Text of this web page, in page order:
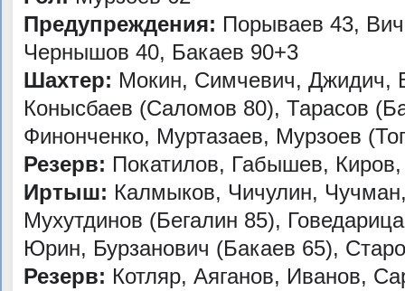
Предупреждения: Порываев 43,
Чернышов 40, Бакаев 90+3
Шахтер: Мокин, Симчевич, Джидич,
Конысбаев (Саломов 80), Тарасов
Финонченко, Муртазаев, Мурзоев
Резерв: Покатилов, Габышев,
Иртыш: Калмыков, Чичулин,
Мухутдинов (Бегалин 85),
Юрин, Бурзанович (Бакаев 65),
Резерв: Котляр, Аяганов, Иванов,